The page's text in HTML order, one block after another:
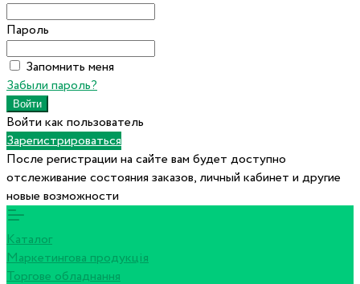
Пароль
Запомнить меня
Забыли пароль?
Войти как пользователь
Зарегистрироваться
После регистрации на сайте вам будет доступно
отслеживание состояния заказов, личный кабинет и другие
новые возможности
Каталог
Маркетингова продукція
Торгове обладнання